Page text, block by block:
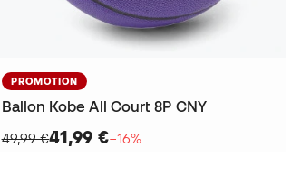
PROMOTION
Ballon Kobe All Court 8P CNY
49,99 €41,99 €−16%